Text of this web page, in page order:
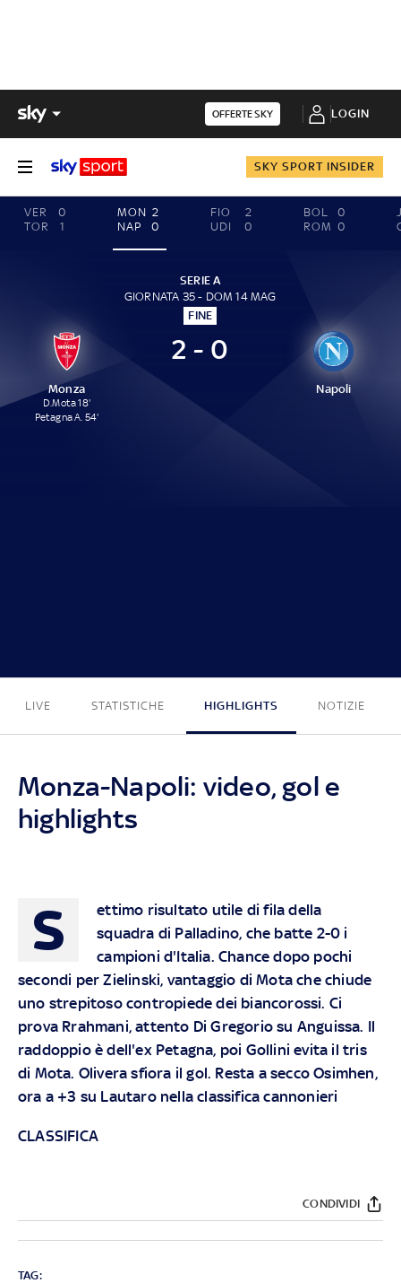
OFFERTE SKY LOGIN
SKY SPORT INSIDER
VER
0
TOR
1
MON 2
NAP
0
FIO
2
UDI
0
BOL
0
ROM 0
SERIE A
GIORNATA 35 - DOM 14 MAG
FINE
Monza
D.Mota 18'
Petagna A. 54'
2 - 0
Napoli
LIVE STATISTICHE HIGHLIGHTS NOTIZIE
Monza-Napoli: video, gol e
highlights
S
ettimo risultato utile di fila della
squadra di Palladino, che batte 2-0 i
campioni d'Italia. Chance dopo pochi
secondi per Zielinski, vantaggio di Mota che chiude
uno strepitoso contropiede dei biancorossi. Ci
prova Rrahmani, attento Di Gregorio su Anguissa. Il
raddoppio è dell'ex Petagna, poi Gollini evita il tris
di Mota. Olivera sfiora il gol. Resta a secco Osimhen,
ora a +3 su Lautaro nella classifica cannonieri
CLASSIFICA
CONDIVIDI
TAG: